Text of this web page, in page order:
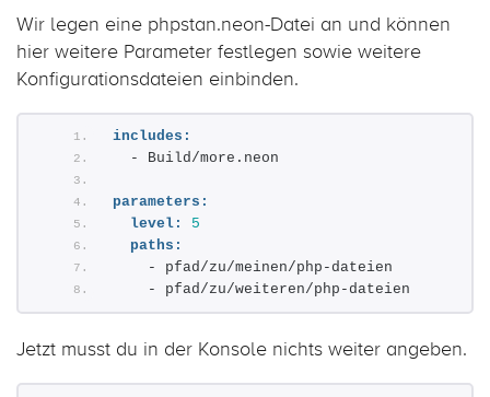
Wir legen eine phpstan.neon-Datei an und können
hier weitere Parameter festlegen sowie weitere
Konfigurationsdateien einbinden.
includes:
  - Build/more.neon
parameters:
level:
5
paths:
    - pfad/zu/meinen/php-dateien
    - pfad/zu/weiteren/php-dateien
Jetzt musst du in der Konsole nichts weiter angeben.